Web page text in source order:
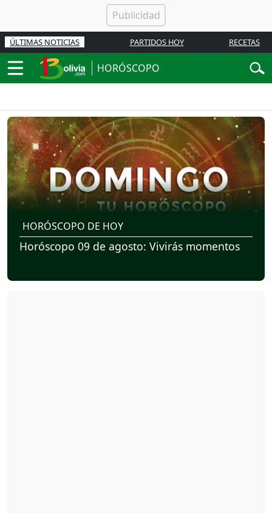
ÚLTIMAS NOTICIAS PARTIDOS HOY RECETAS
HORÓSCOPO
HORÓSCOPO DE HOY
Horóscopo 09 de agosto: Vivirás momentos